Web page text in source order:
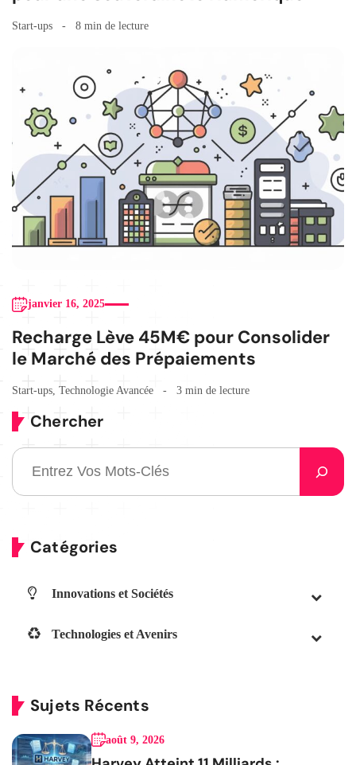
Start-ups 8 min de lecture
janvier 16, 2025
Recharge Lève 45M€ pour Consolider
le Marché des Prépaiements
Start-ups, Technologie Avancée 3 min de lecture
Chercher
Catégories
Innovations et Sociétés
Technologies et Avenirs
Sujets Récents
août 9, 2026